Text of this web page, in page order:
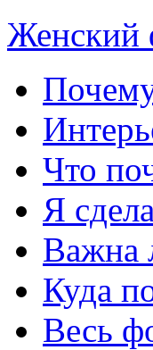
Женский
Что
Я
Важна
Куда
Весь